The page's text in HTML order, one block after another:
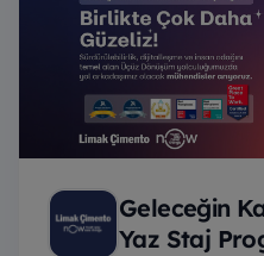
Geleceğin
Yaz Staj